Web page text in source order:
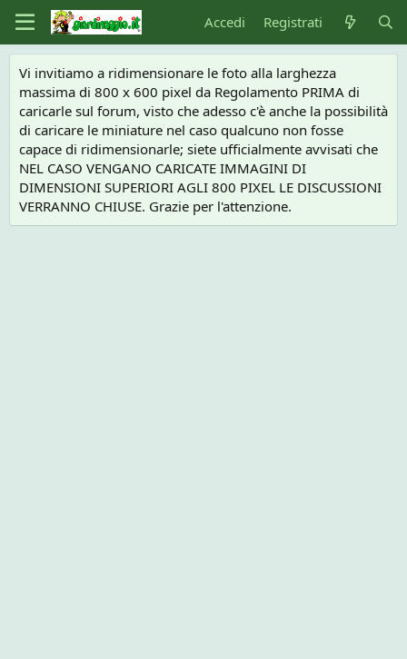
Accedi Registrati
Vi invitiamo a ridimensionare le foto alla larghezza
massima di 800 x 600 pixel da Regolamento PRIMA di
caricarle sul forum, visto che adesso c'è anche la possibilità
di caricare le miniature nel caso qualcuno non fosse
capace di ridimensionarle; siete ufficialmente avvisati che
NEL CASO VENGANO CARICATE IMMAGINI DI
DIMENSIONI SUPERIORI AGLI 800 PIXEL LE DISCUSSIONI
VERRANNO CHIUSE. Grazie per l'attenzione.